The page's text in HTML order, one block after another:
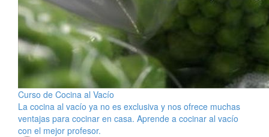
Curso de Cocina al Vacío
La cocina al vacío ya no es exclusiva y nos ofrece muchas
ventajas para cocinar en casa. Aprende a cocinar al vacío
con el mejor profesor.